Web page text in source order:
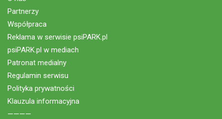
Partnerzy
Współpraca
Reklama w serwisie psiPARK.pl
psiPARK.pl w mediach
Patronat medialny
Regulamin serwisu
Polityka prywatności
Klauzula informacyjna
————